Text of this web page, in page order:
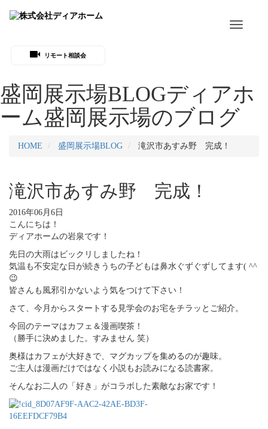
Toggle
リモート相談会
盛岡展示場BLOGディアホ
ーム盛岡展示場のブログ
HOME 盛岡展示場BLOG 滝沢市あすみ野 完成！
滝沢市あすみ野 完成！
2016年06月6日
こんにちは！
ディアホームの岩泉です！
先日の大雨はビックリしましたね！
気温も不安定な日が続きうちの子どもは鼻水ぐずぐずしてます( ^^
😉
皆さんも風邪引かないよう気をつけて下さい！
さて、今月からスタートする見学会のお宅をチラッとご紹介。
今回のテーマはカフェ＆漫画喫茶！
（勝手に決めました。すみません 笑）
奥様はカフェが大好きで、マグカップを集めるのが趣味。
ご主人は漫画だけではなく小説もお読みになる読書家。
そんなお二人の「好き」がコラボした素敵なお家です！